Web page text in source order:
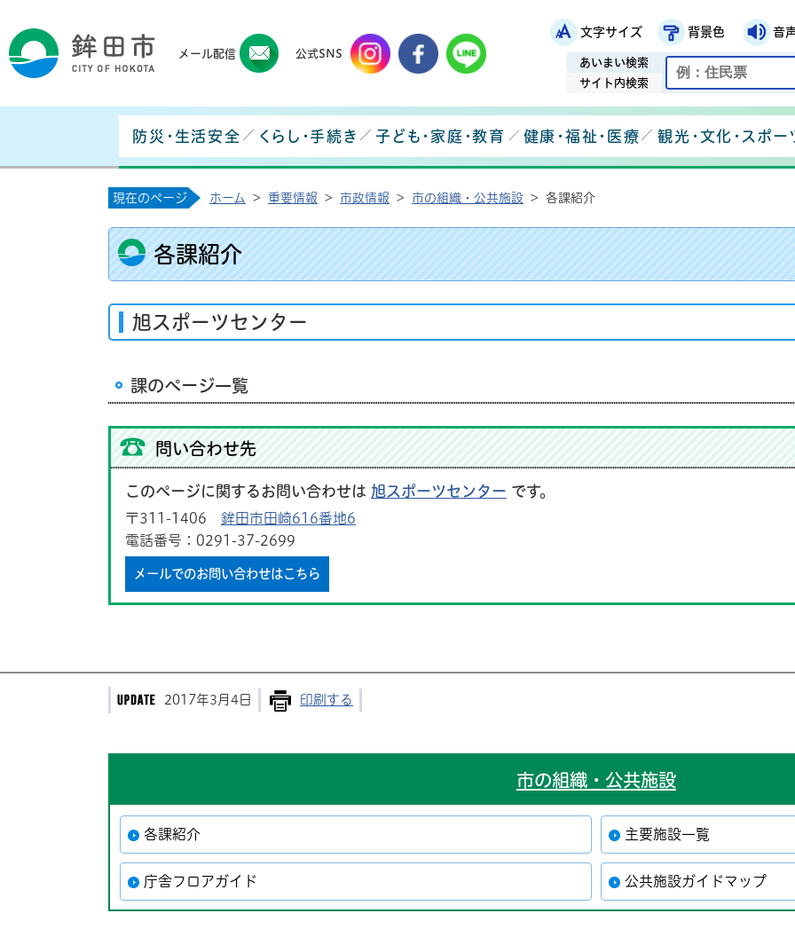
鉾田市役所ホームページ文字サイズ 背景色 音
あいまい検索
サイト内検索
メール配信
鉾田市メールマガジン
公式SNS
鉾田市公式Instagram
鉾田市公式Facebook
鉾田市公式LINE
防災・生活安全 くらし・手続き 子ども・家庭・教育 健康・福祉・医療 観光・文化・スポー
現在のページ ホーム > 重要情報 > 市政情報 > 市の組織・公共施設 > 各課紹介
各課紹介
旭スポーツセンター
課のページ一覧
問い合わせ先
このページに関するお問い合わせは 旭スポーツセンター です。
〒311-1406 鉾田市田崎616番地6
電話番号：0291-37-2699
メールでのお問い合わせはこちら
2017年3月4日 印刷する
市の組織・公共施設
各課紹介 主要施設一覧
庁舎フロアガイド 公共施設ガイドマップ